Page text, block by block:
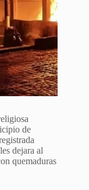
de
dejara al
quemaduras